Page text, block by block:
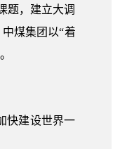
题，建立大调
煤集团以“着
快建设世界一